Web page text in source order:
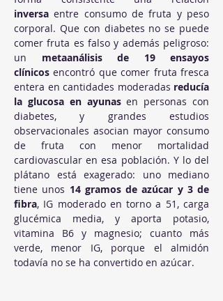
inversa entre consumo de fruta y peso
corporal. Que con diabetes no se puede
comer fruta es falso y además peligroso:
un metaanálisis de 19 ensayos
clínicos encontró que comer fruta fresca
entera en cantidades moderadas reducía
la glucosa en ayunas en personas con
diabetes, y grandes estudios
observacionales asocian mayor consumo
de fruta con menor mortalidad
cardiovascular en esa población. Y lo del
plátano está exagerado: uno mediano
tiene unos 14 gramos de azúcar y 3 de
fibra, IG moderado en torno a 51, carga
glucémica media, y aporta potasio,
vitamina B6 y magnesio; cuanto más
verde, menor IG, porque el almidón
todavía no se ha convertido en azúcar.